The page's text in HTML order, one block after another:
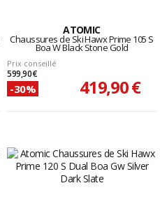
ATOMIC
Chaussures de Ski Hawx Prime 105 S
Boa W Black Stone Gold
Prix conseillé
599,90 €
-30% 419,90 €